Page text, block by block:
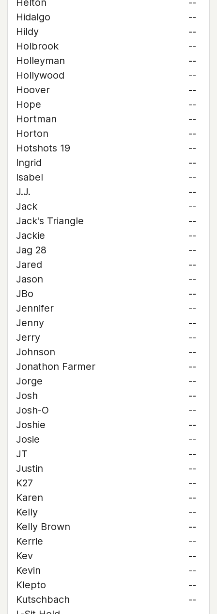
Helton
--
Hidalgo
--
Hildy
--
Holbrook
--
Holleyman
--
Hollywood
--
Hoover
--
Hope
--
Hortman
--
Horton
--
Hotshots 19
--
Ingrid
--
Isabel
--
J.J.
--
Jack
--
Jack's Triangle
--
Jackie
--
Jag 28
--
Jared
--
Jason
--
JBo
--
Jennifer
--
Jenny
--
Jerry
--
Johnson
--
Jonathon Farmer
--
Jorge
--
Josh
--
Josh-O
--
Joshie
--
Josie
--
JT
--
Justin
--
K27
--
Karen
--
Kelly
--
Kelly Brown
--
Kerrie
--
Kev
--
Kevin
--
Klepto
--
Kutschbach
--